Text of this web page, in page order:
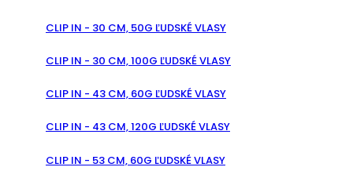
CLIP IN - 30 CM, 50G ĽUDSKÉ VLASY
CLIP IN - 30 CM, 100G ĽUDSKÉ VLASY
CLIP IN - 43 CM, 60G ĽUDSKÉ VLASY
CLIP IN - 43 CM, 120G ĽUDSKÉ VLASY
CLIP IN - 53 CM, 60G ĽUDSKÉ VLASY